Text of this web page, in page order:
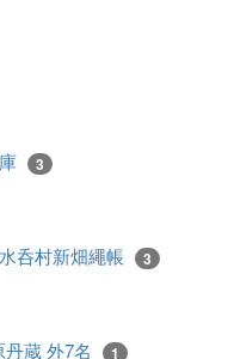
3
呑村新畑繩帳 3
丹蔵 外7名 1